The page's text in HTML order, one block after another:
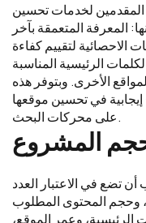
المقدمين لخدمات تحسين
المعرفة المتعمقة بآخر
الاحصائية لتقييم كفاءة
الرئيسية المناسبة
الأخرى. وبتوفر هذه
في تحسين موقعها
على محركات البحث.
المشروع
تضع في الاعتبار العدد
وحجم المحتوى المطلوب
الرئيسية، وعمر الموقع،